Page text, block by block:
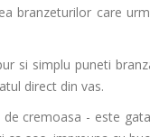
branzeturilor care
si simplu puneti
direct din vas.
cremoasa - este